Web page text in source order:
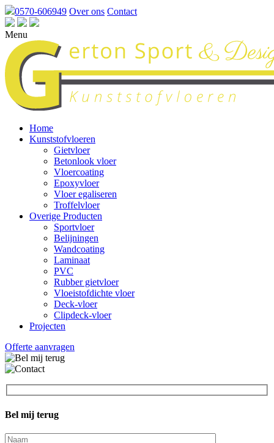
0570-606949 Over ons Contact
Menu
Home
Kunststofvloeren
Gietvloer
Betonlook vloer
Vloercoating
Epoxyvloer
Vloer egaliseren
Troffelvloer
Overige Producten
Sportvloer
Belijningen
Wandcoating
Laminaat
PVC
Rubber gietvloer
Vloeistofdichte vloer
Deck-vloer
Clipdeck-vloer
Projecten
Offerte aanvragen
Bel mij terug